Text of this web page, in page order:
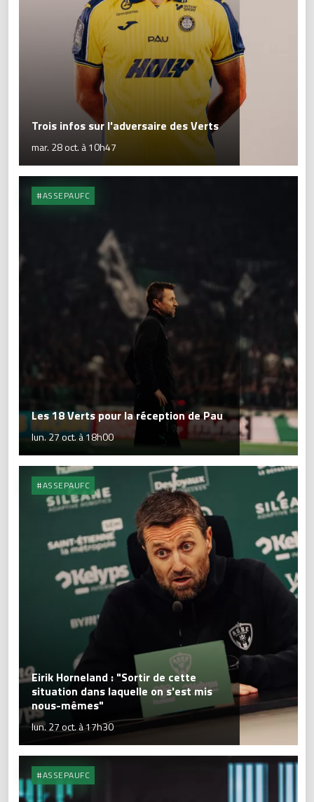
Trois infos sur l'adversaire des Verts
mar. 28 oct. à 10h47
#ASSEPAUFC
Les 18 Verts pour la réception de Pau
lun. 27 oct. à 18h00
#ASSEPAUFC
Eirik Horneland : "Sortir de cette
situation dans laquelle on s'est mis
nous-mêmes"
lun. 27 oct. à 17h30
#ASSEPAUFC